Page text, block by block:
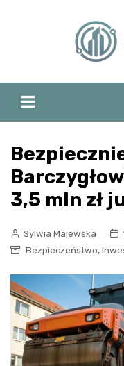
3,5 mln zł
Sylwia Majewska
Bezpieczeństwo,